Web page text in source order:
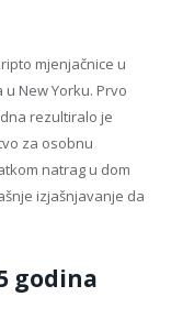
mjenjačnice u
New Yorku. Prvo
rezultiralo je
za osobnu
natrag u dom
izjašnjavanje da
godina